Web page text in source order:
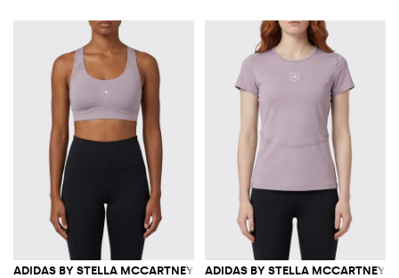
ADIDAS BY STELLA MCCARTNEY ADIDAS BY STELLA MCCARTNEY